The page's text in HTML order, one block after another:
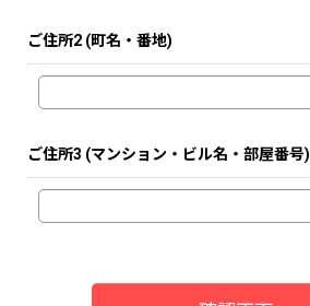
ご住所2 (町名・番地)
ご住所3 (マンション・ビル名・部屋番号)